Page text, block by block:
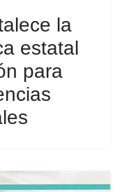
la
estatal
para